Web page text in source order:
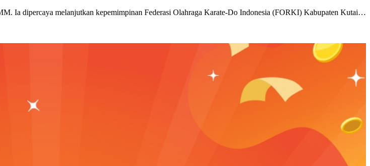
Ia dipercaya melanjutkan kepemimpinan Federasi Olahraga Karate-Do Indonesia (FORKI) Kabupaten Kutai…